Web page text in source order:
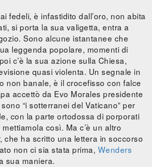
fedeli, è infastidito dall’oro, non abita
si porta la sua valigetta, entra a
Sono alcune istantanee che
leggenda popolare, momenti di
c’è la sua azione sulla Chiesa,
quasi violenta. Un segnale in
non banale, è il crocefisso con falce
accettò da Evo Morales presidente
“i sotterranei del Vaticano” per
con la parte ortodossa di porporati
così. Ma c’è un altro
che ha scritto una lettera in soccorso
non ci sia stata prima, Wenders
sua maniera.